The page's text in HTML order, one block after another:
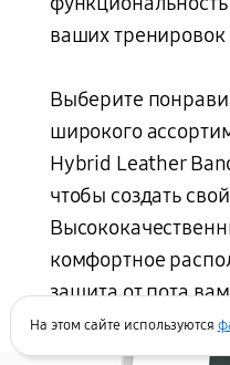
ваших
Выберите
широкого
Hybrid Leather
чтобы создать
комфортное
защита от пота
На этом сайте используются